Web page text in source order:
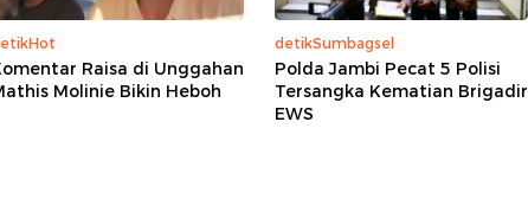
Raisa di Unggahan
Molinie Bikin Heboh
detikSumbagsel
Polda Jambi Pecat 5 Polisi
Tersangka Kematian Brigadir
EWS